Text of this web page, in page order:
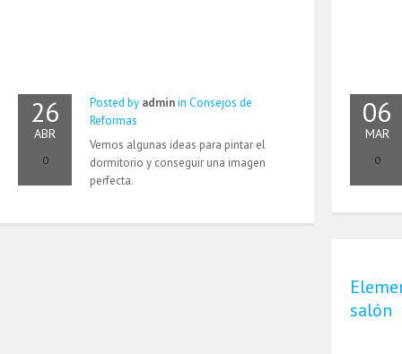
26
ABR
0
Posted by adminin Consejos de
Reformas
Vemos algunas ideas para pintar el
dormitorio y conseguir una imagen
perfecta.
06
MAR
0
salón